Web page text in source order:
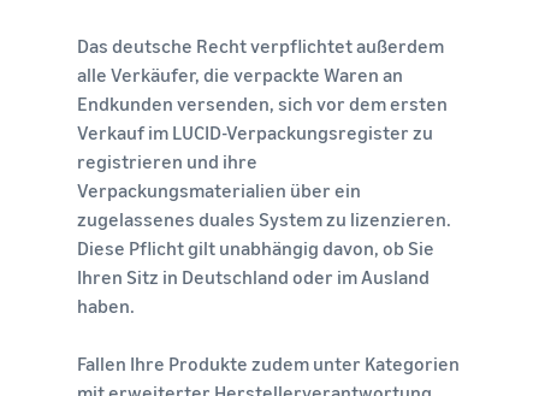
Das deutsche Recht verpflichtet außerdem
alle Verkäufer, die verpackte Waren an
Endkunden versenden, sich vor dem ersten
Verkauf im LUCID-Verpackungsregister zu
registrieren und ihre
Verpackungsmaterialien über ein
zugelassenes duales System zu lizenzieren.
Diese Pflicht gilt unabhängig davon, ob Sie
Ihren Sitz in Deutschland oder im Ausland
haben.
Fallen Ihre Produkte zudem unter Kategorien